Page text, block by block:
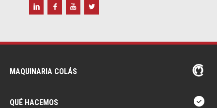
MAQUINARIA COLÁS
QUÉ HACEMOS